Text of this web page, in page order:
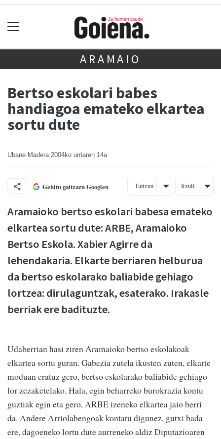
ARAMAIO
Bertso eskolari babes
handiagoa emateko elkartea
sortu dute
Ubane Madera 2004ko urriaren 14a
Gehitu gaitzazu Googlen Entzun Itzuli
Aramaioko bertso eskolari babesa emateko
elkartea sortu dute: ARBE, Aramaioko
Bertso Eskola. Xabier Agirre da
lehendakaria. Elkarte berriaren helburua
da bertso eskolarako baliabide gehiago
lortzea: dirulaguntzak, esaterako. Irakasle
berriak ere badituzte.
Udaberrian hasi ziren Aramaioko bertso eskolakoak
elkartea sortu guran. Gabezia zutela ikusten zuten, elkarte
moduan eratuz gero, bertso eskolarako baliabide gehiago
lor zezaketelako. Hala, egin beharreko burokrazia kontu
guztiak egin eta gero, ARBE izeneko elkartea jaio berri
da. Andere Arriolabengoak kontatu digunez, gutxi bada
ere, dagoeneko lortu dute aurreneko aldiz Diputazioaren